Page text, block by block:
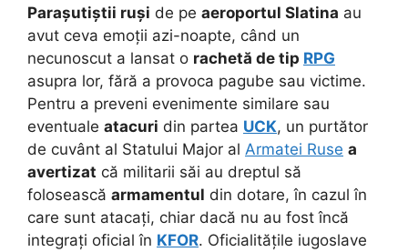
Parașutiștii ruși de pe aeroportul Slatina au
avut ceva emoții azi-noapte, când un
necunoscut a lansat o rachetă de tip RPG
asupra lor, fără a provoca pagube sau victime.
Pentru a preveni evenimente similare sau
eventuale atacuri din partea UCK, un purtător
de cuvânt al Statului Major al Armatei Ruse a
avertizat că militarii săi au dreptul să
folosească armamentul din dotare, în cazul în
care sunt atacați, chiar dacă nu au fost încă
integrați oficial în KFOR. Oficialitățile iugoslave